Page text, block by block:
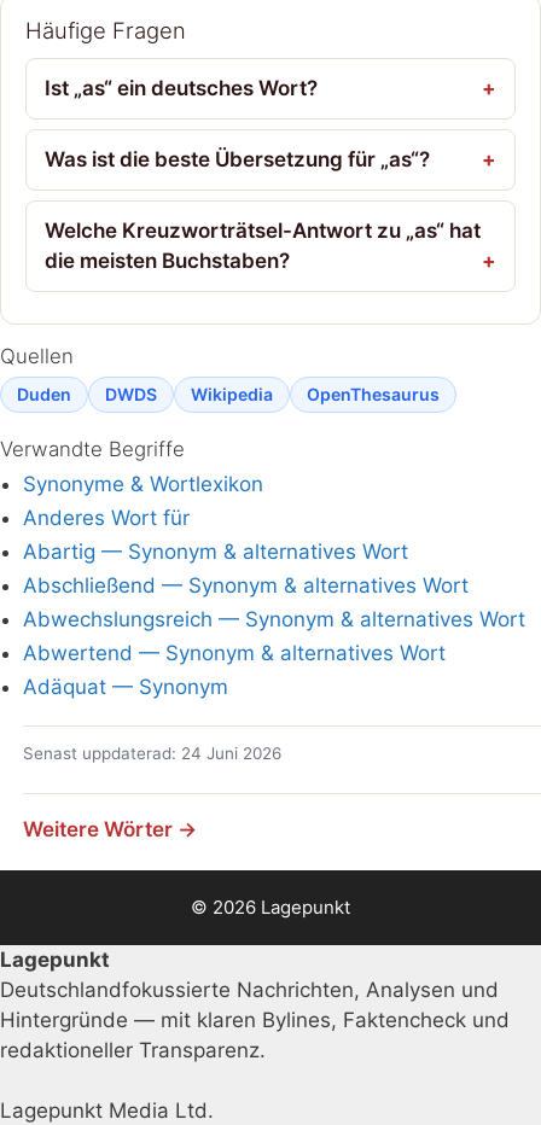
Häufige Fragen
Ist „as“ ein deutsches Wort?
Was ist die beste Übersetzung für „as“?
Welche Kreuzworträtsel-Antwort zu „as“ hat
die meisten Buchstaben?
Quellen
Duden DWDS Wikipedia OpenThesaurus
Verwandte Begriffe
Synonyme & Wortlexikon
Anderes Wort für
Abartig — Synonym & alternatives Wort
Abschließend — Synonym & alternatives Wort
Abwechslungsreich — Synonym & alternatives Wort
Abwertend — Synonym & alternatives Wort
Adäquat — Synonym
Senast uppdaterad: 24 Juni 2026
Weitere Wörter →
© 2026 Lagepunkt
Lagepunkt
Deutschlandfokussierte Nachrichten, Analysen und
Hintergründe — mit klaren Bylines, Faktencheck und
redaktioneller Transparenz.
Lagepunkt Media Ltd.